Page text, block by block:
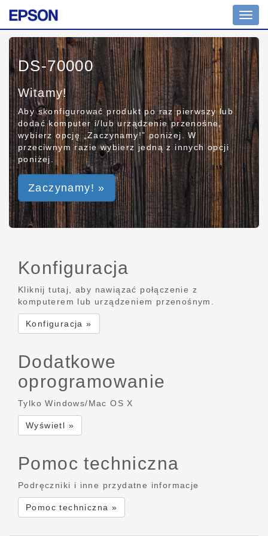
DS-70000
Witamy!
Aby skonfigurować produkt po raz pierwszy lub
dodać komputer i/lub urządzenie przenośne,
wybierz opcję „Zaczynamy!” poniżej. W
przeciwnym razie wybierz jedną z innych opcji
poniżej.
Zaczynamy! »
Konfiguracja
Kliknij tutaj, aby nawiązać połączenie z
komputerem lub urządzeniem przenośnym.
Konfiguracja »
Dodatkowe
oprogramowanie
Tylko Windows/Mac OS X
Wyświetl »
Pomoc techniczna
Podręczniki i inne przydatne informacje
Pomoc techniczna »